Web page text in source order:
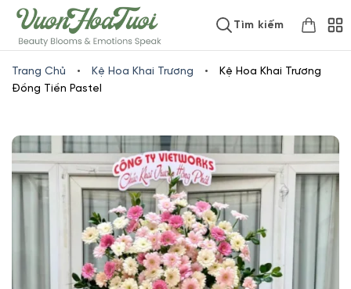
www.vuonhoatuoi.vnSkip
to
content
Tìm kiếm
Trang Chủ • Kệ Hoa Khai Trương •
Kệ Hoa Khai Trương
Đồng Tiền Pastel